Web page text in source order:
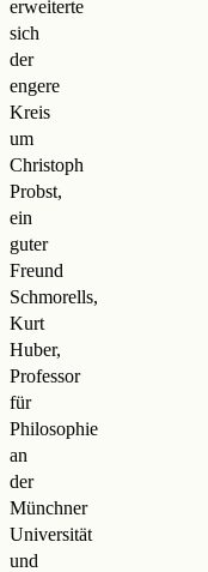
erweiterte
sich
der
engere
Kreis
um
Christoph
Probst,
ein
guter
Freund
Schmorells,
Kurt
Huber,
Professor
für
Philosophie
an
der
Münchner
Universität
und